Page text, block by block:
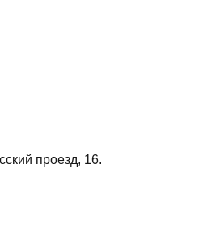
проезд, 16.